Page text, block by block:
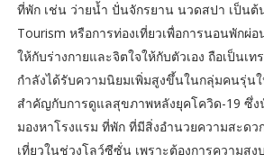
ที่พัก เช่น ว่ายน้ำ ปั่นจักรยาน นวดสปา เป็นต้
Tourism หรือการท่องเที่ยวเพื่อการนอนพักผ่
ให้กับร่างกายและจิตใจให้กับตัวเอง ถือเป็นเท
กำลังได้รับความนิยมเพิ่มสูงขึ้นในกลุ่มคนรุ่น
สำคัญกับการดูแลสุขภาพหลังยุคโควิด-19 ซึ่ง
มองหาโรงแรม ที่พัก ที่มีสิ่งอำนวยความสะดว
เที่ยวในช่วงโลว์ซีซั่น เพราะต้องการความสงบ